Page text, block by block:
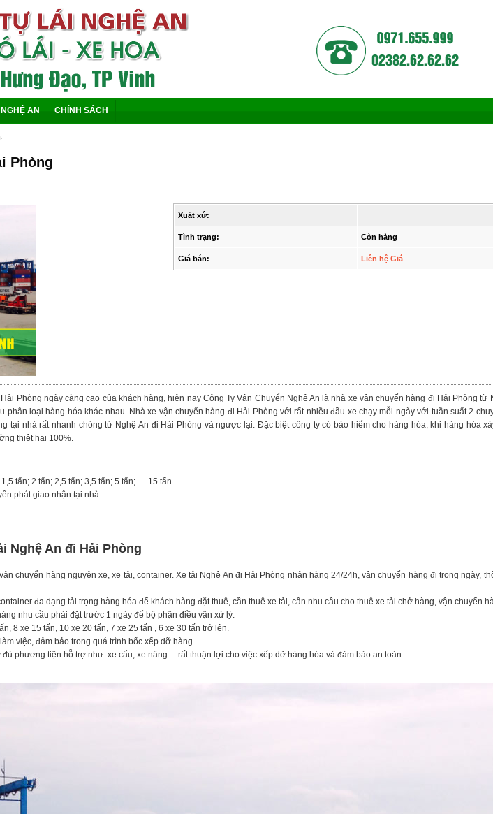
AN CHÍNH SÁCH
Phòng
Xuất xứ:
Tình trạng: Còn hàng
Giá bán: Liên hệ Giá
Phòng ngày càng cao của khách hàng, hiện nay Công Ty Vận Chuyển Nghệ An là nhà xe vận chuyển hàng đi Hải Phòng từ
loại hàng hóa khác nhau. Nhà xe vận chuyển hàng đi Hải Phòng với rất nhiều đầu xe chạy mỗi ngày với tuần suất 2
tại nhà rất nhanh chóng từ Nghệ An đi Hải Phòng và ngược lại. Đặc biệt công ty có bảo hiểm cho hàng hóa, khi hàng hóa
thiệt hại 100%.
tấn; 2 tấn; 2,5 tấn; 3,5 tấn; 5 tấn; … 15 tấn.
phát giao nhận tại nhà.
Nghệ An đi Hải Phòng
chuyển hàng nguyên xe, xe tải, container. Xe tải Nghệ An đi Hải Phòng nhận hàng 24/24h, vận chuyển hàng đi trong ngày,
đa dạng tải trọng hàng hóa để khách hàng đặt thuê, cần thuê xe tải, cần nhu cầu cho thuê xe tải chở hàng, vận chuyển
nhu cầu phải đặt trước 1 ngày để bộ phận điều vận xử lý.
8 xe 15 tấn, 10 xe 20 tấn, 7 xe 25 tấn , 6 xe 30 tấn trở lên.
việc, đảm bảo trong quá trình bốc xếp dỡ hàng.
phương tiện hỗ trợ như: xe cẩu, xe nâng… rất thuận lợi cho việc xếp dỡ hàng hóa và đảm bảo an toàn.